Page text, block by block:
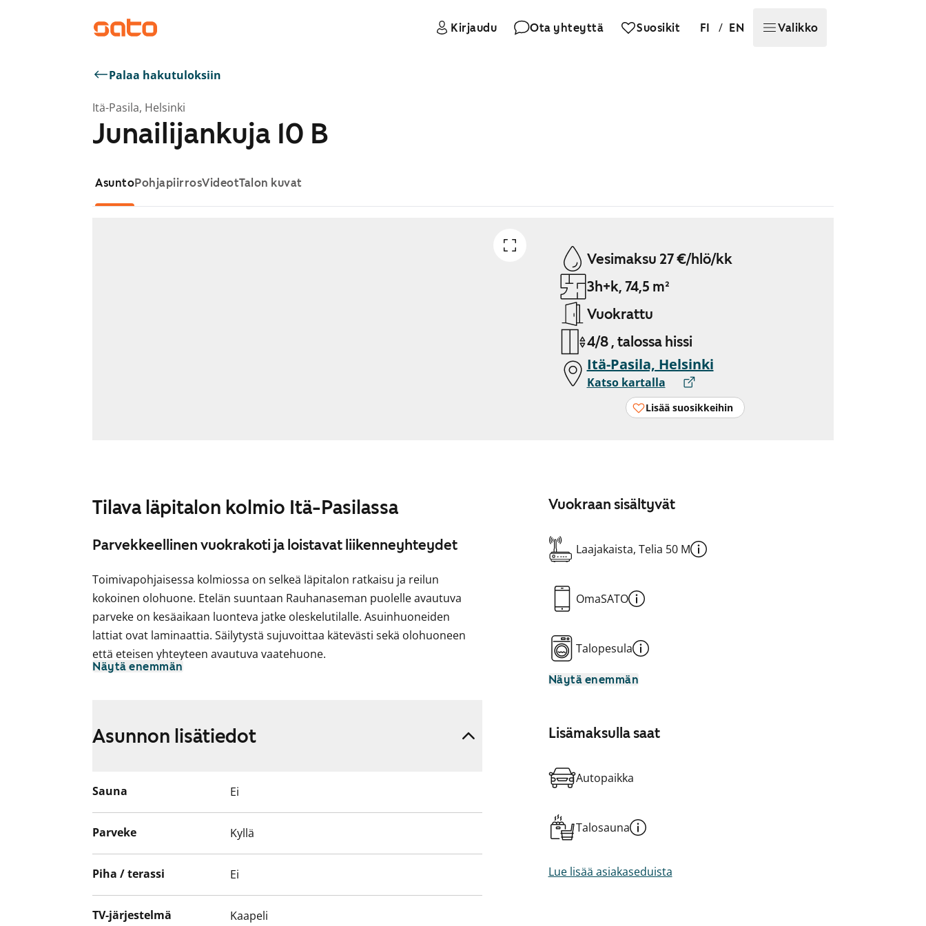
Kirjaudu Ota yhteyttä Suosikit FI / EN Valikko
Palaa hakutuloksiin
Itä-Pasila, Helsinki
Junailijankuja 10 B
AsuntoPohjapiirrosVideotTalon kuvat
Vesimaksu 27 €/hlö/kk
3h+k, 74,5 m²
Vuokrattu
4/8 , talossa hissi
Itä-Pasila, Helsinki
Katso kartalla
Lisää suosikkeihin
Tilava läpitalon kolmio Itä-Pasilassa
Parvekkeellinen vuokrakoti ja loistavat liikenneyhteydet
Toimivapohjaisessa kolmiossa on selkeä läpitalon ratkaisu ja reilun
kokoinen olohuone. Etelän suuntaan Rauhanaseman puolelle avautuva
parveke on kesäaikaan luonteva jatke oleskelutilalle. Asuinhuoneiden
lattiat ovat laminaattia. Säilytystä sujuvoittaa kätevästi sekä olohuoneen
että eteisen yhteyteen avautuva vaatehuone.
Tule tutustumaan ja fiilistelemään paikan päälle. Ehkä tässä on elämäsi
uusi vuokrakoti?
Näytä enemmän
Vuokraan sisältyvät
Laajakaista, Telia 50 M
OmaSATO
Talopesula
Näytä enemmän
Lisämaksulla saat
Autopaikka
Talosauna
Lue lisää asiakaseduista
Asunnon lisätiedot
Sauna Ei
Parveke Kyllä
Piha / terassi Ei
TV-järjestelmä Kaapeli